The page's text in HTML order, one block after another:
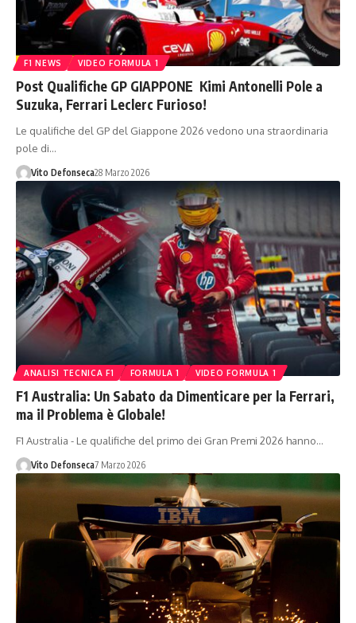
F1 NEWS VIDEO FORMULA 1
Post Qualifiche GP GIAPPONE Kimi Antonelli Pole a
Suzuka, Ferrari Leclerc Furioso!
Le qualifiche del GP del Giappone 2026 vedono una straordinaria
pole di…
Vito Defonseca28 Marzo 2026
ANALISI TECNICA F1 FORMULA 1 VIDEO FORMULA 1
F1 Australia: Un Sabato da Dimenticare per la Ferrari,
ma il Problema è Globale!
F1 Australia - Le qualifiche del primo dei Gran Premi 2026 hanno…
Vito Defonseca7 Marzo 2026